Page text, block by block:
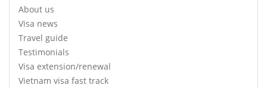
About us
Visa news
Travel guide
Testimonials
Visa extension/renewal
Vietnam visa fast track